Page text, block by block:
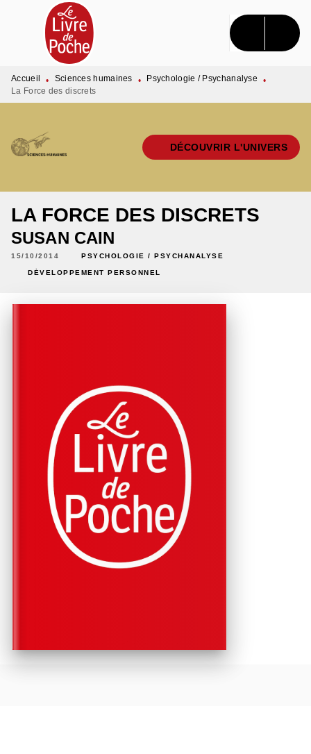
MENU RECHERCHE CONTENU
PIED DE PAGE
Accueil • Sciences humaines • Psychologie / Psychanalyse
•
La Force des discrets
DÉCOUVRIR L'UNIVERS
LA FORCE DES DISCRETS
SUSAN CAIN
15/10/2014 PSYCHOLOGIE / PSYCHANALYSE
DÉVELOPPEMENT PERSONNEL